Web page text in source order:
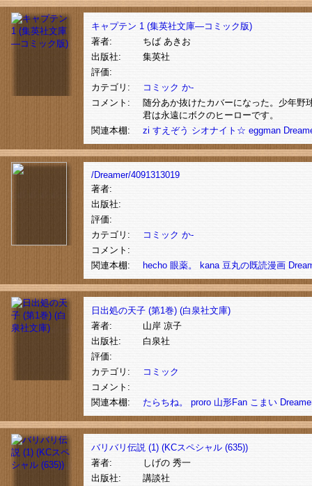
キャプテン 1 (集英社文庫―コミック版)
著者:
ちば あきお
出版社:
集英社
評価:
カテゴリ:
コミック か-
コメント:
随分あか抜けたカバーになった。少年野
君は永遠にボクのヒーローです。
関連本棚:
zi すえぞう シオナイト☆ eggman
/Dreamer/4091313019
著者:
出版社:
評価:
カテゴリ:
コミック か-
コメント:
関連本棚:
hecho 眼薬。 kana 豆丸の既読漫画
日出処の天子 (第1巻) (白泉社文庫)
著者:
山岸 凉子
出版社:
白泉社
評価:
カテゴリ:
コミック
コメント:
関連本棚:
たらちね。 proro 山形Fan こまい
バリバリ伝説 (1) (KCスペシャル (635))
著者:
しげの 秀一
出版社:
講談社